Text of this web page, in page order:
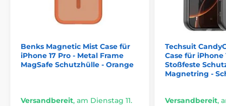
Benks Magnetic Mist Case für
iPhone 17 Pro - Metal Frame
MagSafe Schutzhülle - Orange
Versandbereit, am Dienstag 11.
Techsuit
Case für iPhone
Stoßfeste
Magnetring -
Versandbereit,